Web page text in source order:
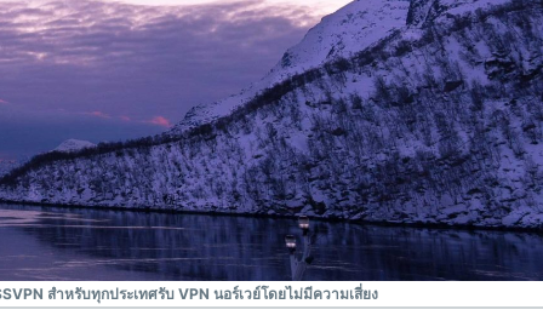
สำหรับทุกประเทศรับ VPN นอร์เวย์โดยไม่มีความเสี่ยง